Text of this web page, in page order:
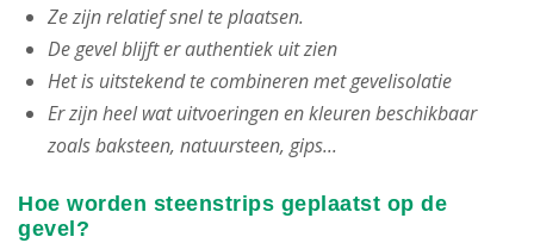
Ze zijn relatief snel te plaatsen.
De gevel blijft er authentiek uit zien
Het is uitstekend te combineren met gevelisolatie
Er zijn heel wat uitvoeringen en kleuren beschikbaar
zoals baksteen, natuursteen, gips...
Hoe worden steenstrips geplaatst op de
gevel?